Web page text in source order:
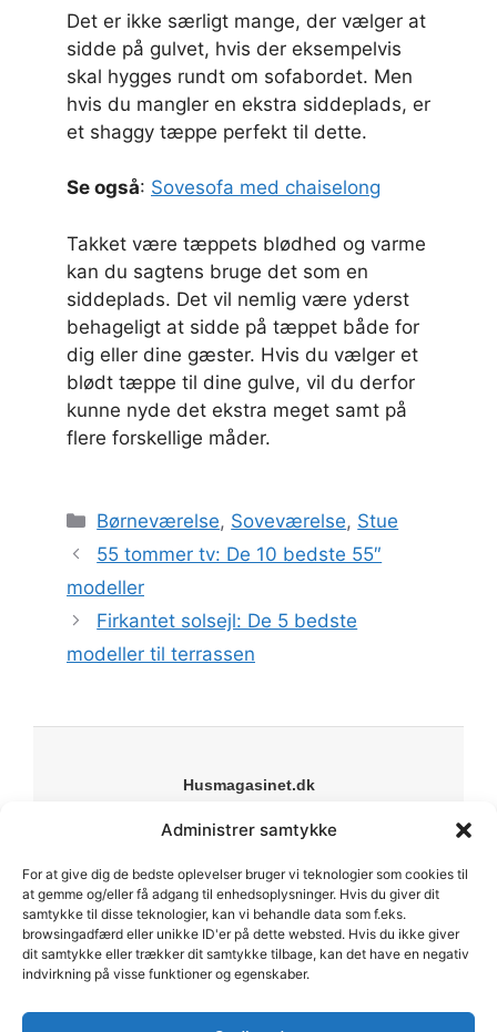
Administrer samtykke
For at give dig de bedste oplevelser bruger vi teknologier som cookies til
at gemme og/eller få adgang til enhedsoplysninger. Hvis du giver dit
samtykke til disse teknologier, kan vi behandle data som f.eks.
browsingadfærd eller unikke ID'er på dette websted. Hvis du ikke giver
dit samtykke eller trækker dit samtykke tilbage, kan det have en negativ
indvirkning på visse funktioner og egenskaber.
Det er ikke særligt mange, der vælger at
sidde på gulvet, hvis der eksempelvis
skal hygges rundt om sofabordet. Men
hvis du mangler en ekstra siddeplads, er
et shaggy tæppe perfekt til dette.
Se også: Sovesofa med chaiselong
Takket være tæppets blødhed og varme
kan du sagtens bruge det som en
siddeplads. Det vil nemlig være yderst
behageligt at sidde på tæppet både for
dig eller dine gæster. Hvis du vælger et
blødt tæppe til dine gulve, vil du derfor
kunne nyde det ekstra meget samt på
flere forskellige måder.
Kategorier
Børneværelse, Soveværelse, Stue
55 tommer tv: De 10 bedste 55″
modeller
Firkantet solsejl: De 5 bedste
modeller til terrassen
Husmagasinet.dk
inspiration, guides og anbefalinger til alt fra indretning
til byggeprojekter.
Forside
Om os
Kontakt
Sitemap